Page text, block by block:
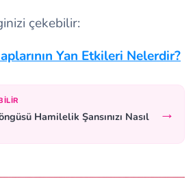
çekebilir:
Yan Etkileri Nelerdir?
Hamilelik Şansınızı Nasıl
→